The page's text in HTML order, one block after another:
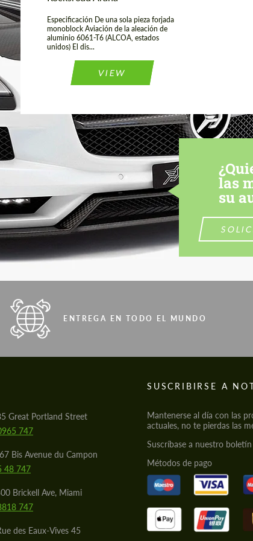
Especificación De una sola pieza forjada
monoblock Aviación de la aleación de
aluminio 6061-T6 (ALCOA, estados
unidos) El dis...
VIEW
las
su
ENTREGA EN TODO EL MUNDO
Great Portland Street
747
Bis Avenue du Campon
48 747
Brickell Ave, Miami
747
des Eaux-Vives 45
SUSCRIBIRSE A
Mantenerse al día con las
actuales, no te pierdas las
Suscríbase a nuestro
Métodos de pago